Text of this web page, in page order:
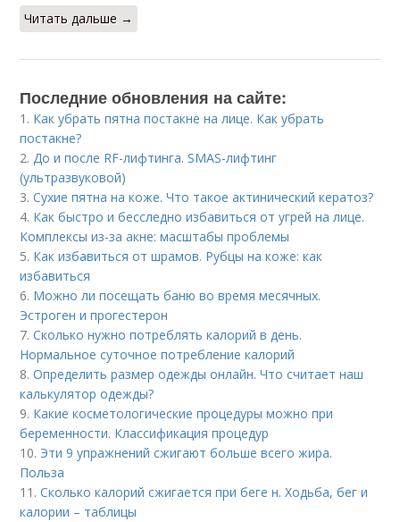
Читать дальше →
Последние обновления на сайте:
1. Как убрать пятна постакне на лице. Как убрать
постакне?
2.До и после RF-лифтинга. SMAS-лифтинг
(ультразвуковой)
3.Сухие пятна на коже. Что такое актинический кератоз?
4. Как быстро и бесследно избавиться от угрей на лице.
Комплексы из-за акне: масштабы проблемы
5. Как избавиться от шрамов. Рубцы на коже: как
избавиться
6. Можно ли посещать баню во время месячных.
Эстроген и прогестерон
7.Сколько нужно потреблять калорий в день.
Нормальное суточное потребление калорий
8.Определить размер одежды онлайн. Что считает наш
калькулятор одежды?
9. Какие косметологические процедуры можно при
беременности. Классификация процедур
10. Эти 9 упражнений сжигают больше всего жира.
Польза
11.Сколько калорий сжигается при беге н. Ходьба, бег и
калории – таблицы